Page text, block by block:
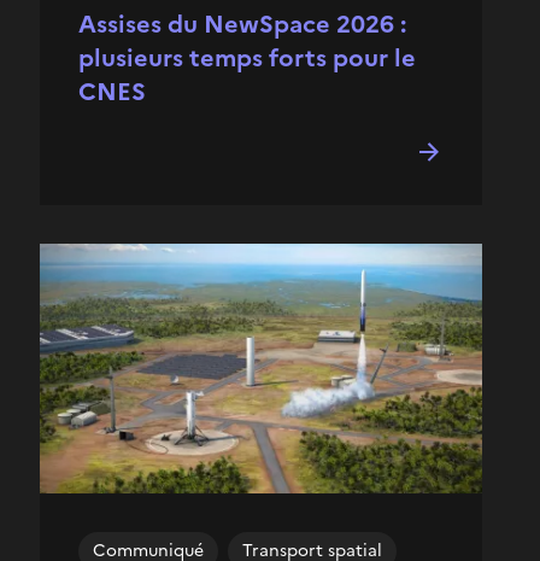
Assises du NewSpace 2026 :
plusieurs temps forts pour le
CNES
Communiqué Transport spatial